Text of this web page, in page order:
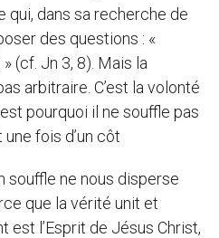
qui, dans sa recherche de
des questions : «
(cf. Jn 3, 8). Mais la
arbitraire. C’est la volonté
pourquoi il ne souffle pas
une fois d’un côt
souffle ne nous disperse
que la vérité unit et
est l’Esprit de Jésus Christ,